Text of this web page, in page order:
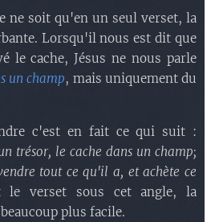
ne soit qu'en un seul verset, la
Lorsqu'il nous est dit que
le cache, Jésus ne nous parle
un champ, mais uniquement du
c'est en fait ce qui suit :
trésor, le cache dans un champ;
tout ce qu'il a, et achète ce
le verset sous cet angle, la
plus facile.